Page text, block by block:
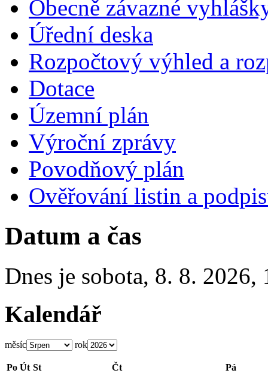
Obecně závazné
Úřední deska
Rozpočtový výhled a
Dotace
Územní plán
Výroční zprávy
Povodňový plán
Ověřování listin a
Datum a čas
Dnes je sobota, 8. 8. 2026,
Kalendář
měsíc rok
Po Út St Čt Pá